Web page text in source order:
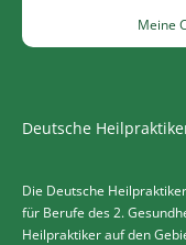
Meine
Deutsche
Die Deutsche
für Berufe des 2.
Heilpraktiker auf den